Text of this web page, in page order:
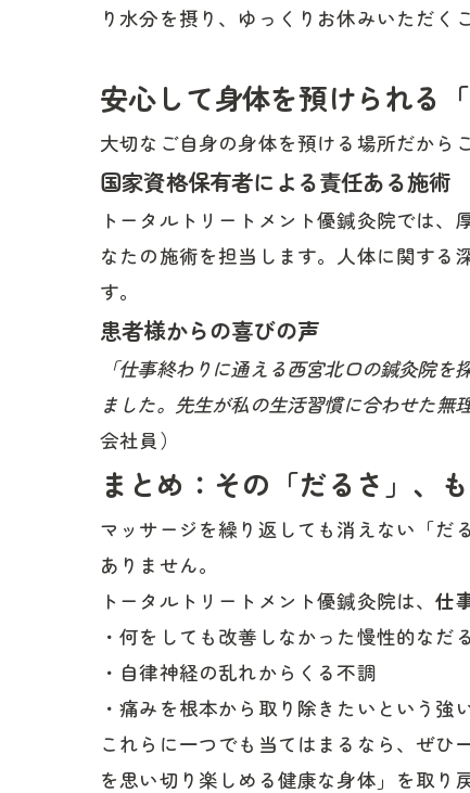
り水分を摂り、ゆっくりお休みいただく
安心して身体を預けられる「
大切なご自身の身体を預ける場所だから
国家資格保有者による責任ある施術
トータルトリートメント優鍼灸院では、
なたの施術を担当します。人体に関する
す。
患者様からの喜びの声
「仕事終わりに通える西宮北口の鍼灸院
ました。先生が私の生活習慣に合わせた無
会社員）
まとめ：その「だるさ」、
マッサージを繰り返しても消えない「だ
ありません。
トータルトリートメント優鍼灸院は、仕
・何をしても改善しなかった慢性的なだ
・自律神経の乱れからくる不調
・痛みを根本から取り除きたいという強
これらに一つでも当てはまるなら、ぜひ
を思い切り楽しめる健康な身体」を取り